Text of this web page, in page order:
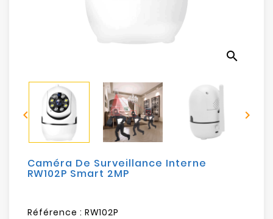
Sécurité
Mobilités
Loisirs
search
 
Caméra De Surveillance Interne
RW102P Smart 2MP
Référence : RW102P